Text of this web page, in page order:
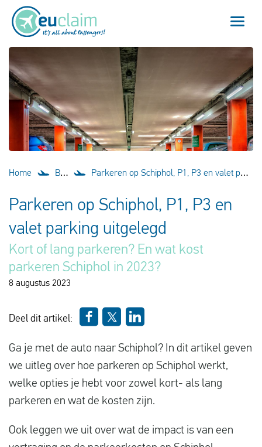
Vluchtproblemen
Vlucht gewijzigd
Aansluiting gemist
Over ons
Nederlands
Vlucht vertraagd
Vlucht geannuleerd
Onze service
Inloggen
Home Blog Parkeren op Schiphol, P1, P3 en valet parking uitgelegd
Parkeren op Schiphol, P1, P3 en
valet parking uitgelegd
Kort of lang parkeren? En wat kost
parkeren Schiphol in 2023?
8 augustus 2023
Deel dit artikel:
Ga je met de auto naar Schiphol? In dit artikel geven
we uitleg over hoe parkeren op Schiphol werkt,
welke opties je hebt voor zowel kort- als lang
parkeren en wat de kosten zijn.
Ook leggen we uit over wat de impact is van een